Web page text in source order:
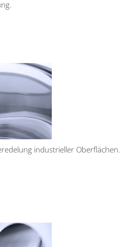
industrieller Oberflächen.